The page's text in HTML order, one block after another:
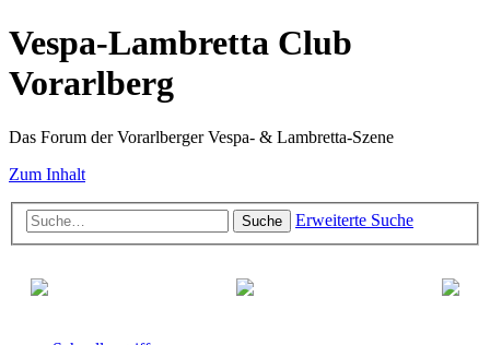
Vespa-Lambretta Club
Vorarlberg
Das Forum der Vorarlberger Vespa- & Lambretta-Szene
Zum Inhalt
Suche Erweiterte Suche